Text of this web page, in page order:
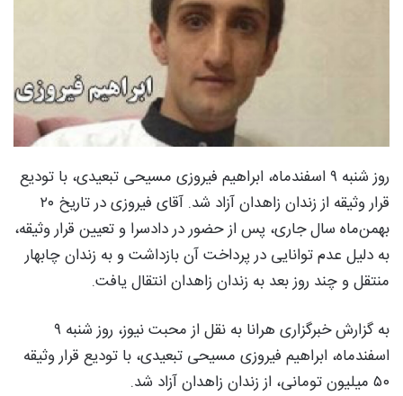
روز شنبه ۹ اسفندماه، ابراهیم فیروزی مسیحی تبعیدی، با تودیع
قرار وثیقه از زندان زاهدان آزاد شد. آقای فیروزی در تاریخ ۲۰
بهمن‌ماه سال جاری، پس از حضور در دادسرا و تعیین قرار وثیقه،
به دلیل عدم توانایی در پرداخت آن بازداشت و به زندان چابهار
منتقل و چند روز بعد به زندان زاهدان انتقال یافت.
به گزارش خبرگزاری هرانا به نقل از محبت نیوز، روز شنبه ۹
اسفندماه، ابراهیم فیروزی مسیحی تبعیدی، با تودیع قرار وثیقه
۵۰ میلیون تومانی، از زندان زاهدان آزاد شد.